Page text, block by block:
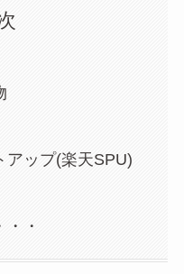
アップ(楽天SPU)
・